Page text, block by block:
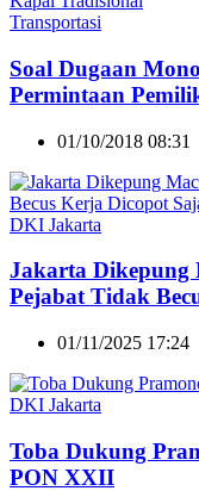
Transportasi
Soal Dugaan
Permintaan
01/10/2018 08:31
DKI Jakarta
Jakarta Dikepung
Pejabat Tidak
01/11/2025 17:24
DKI Jakarta
Toba Dukung
PON XXII